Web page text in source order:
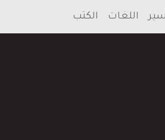
اللغات الكتب